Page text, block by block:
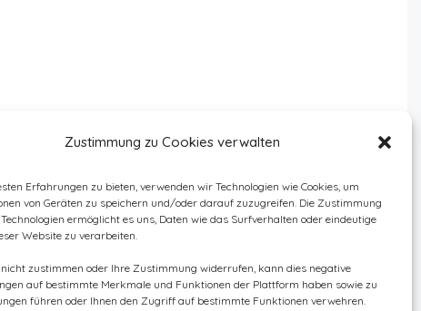
Zustimmung zu Cookies verwalten
Erfahrungen zu bieten, verwenden wir Technologien wie Cookies, um
von Geräten zu speichern und/oder darauf zuzugreifen. Die Zustimmung
ermöglicht es uns, Daten wie das Surfverhalten oder eindeutige
Website zu verarbeiten.
nicht zustimmen oder Ihre Zustimmung widerrufen, kann dies negative
auf bestimmte Merkmale und Funktionen der Plattform haben sowie zu
führen oder Ihnen den Zugriff auf bestimmte Funktionen verwehren.
Bienne, Suisse